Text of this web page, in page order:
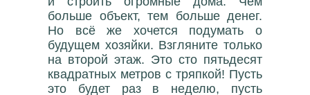
больше объект, тем больше денег.
Но всё же хочется подумать о
будущем хозяйки. Взгляните только
на второй этаж. Это сто пятьдесят
квадратных метров с тряпкой! Пусть
это будет раз в неделю, пусть